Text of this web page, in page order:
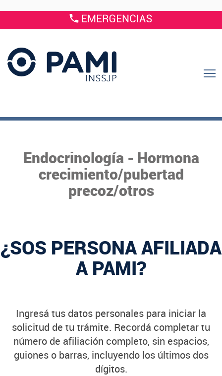
Endocrinología - Hormona
crecimiento/pubertad
precoz/otros
¿SOS PERSONA AFILIADA
A PAMI?
Ingresá tus datos personales para iniciar la
solicitud de tu trámite. Recordá completar tu
número de afiliación completo, sin espacios,
guiones o barras, incluyendo los últimos dos
dígitos.